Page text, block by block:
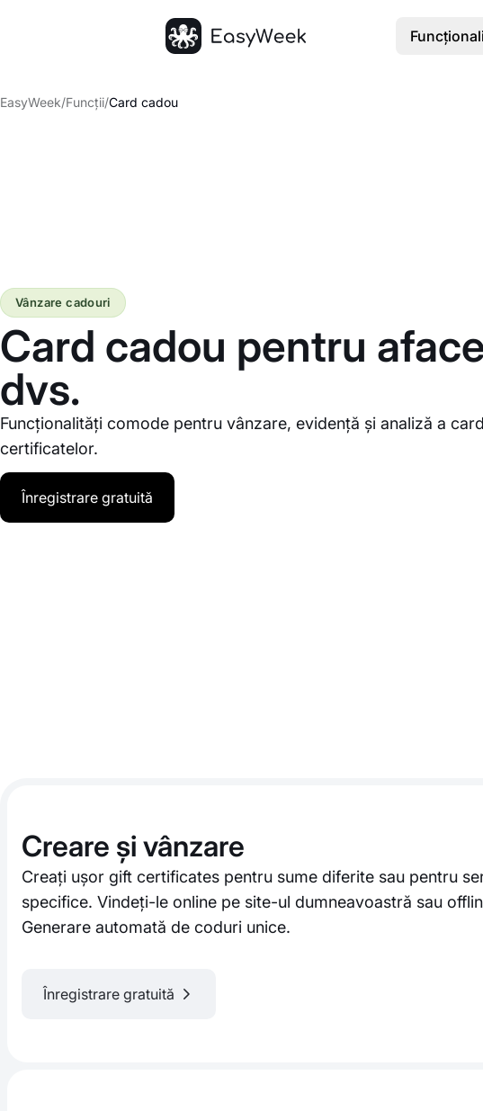
EasyWeek/Funcții/Card cadou
Card cadou pentru
dvs.
Funcționalități comode pentru vânzare, evidență și analiză a
certificatelor.
Vânzare cadouri
Înregistrare gratuită
Creare și vânzare
Creați ușor gift certificates pentru sume diferite sau pentru
specifice. Vindeți-le online pe site-ul dumneavoastră sau
Generare automată de coduri unice.
Înregistrare gratuită